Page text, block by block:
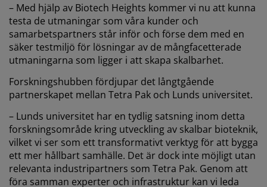
– Med hjälp av Biotech Heights kommer vi nu att kunna
testa de utmaningar som våra kunder och
samarbetspartners står inför och förse dem med en
säker testmiljö för lösningar av de mångfacetterade
utmaningarna som ligger i att skapa skalbarhet.
Forskningshubben fördjupar det långtgående
partnerskapet mellan Tetra Pak och Lunds universitet.
– Lunds universitet har en tydlig satsning inom detta
forskningsområde kring utveckling av skalbar bioteknik,
vilket vi ser som ett transformativt verktyg för att bygga
ett mer hållbart samhälle. Det är dock inte möjligt utan
relevanta industripartners som Tetra Pak. Genom att
föra samman experter och infrastruktur kan vi leda